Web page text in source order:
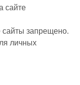
сайте
запрещено.
личных